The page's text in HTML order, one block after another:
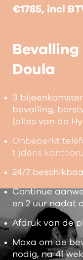
€1785, incl
Doula
3
bevalling,
(alles van de
Onbeperkt
tijdens
24/7
Continue
en 2 uur nadat
Afdruk van de
Moxa om de
nodig, na 41